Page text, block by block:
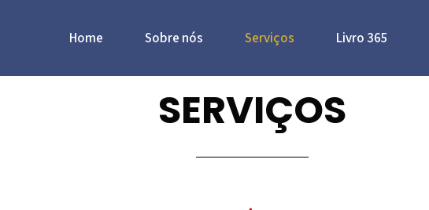
Home Sobre nós Serviços Livro 365
SERVIÇOS